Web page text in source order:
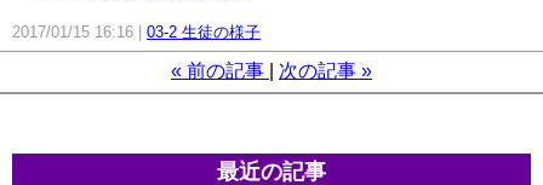
2017/01/15 16:16 03-2 生徒の様子
« 前の記事 次の記事 »
最近の記事